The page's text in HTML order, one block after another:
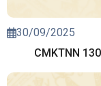
30/09/2025
CMKTNN